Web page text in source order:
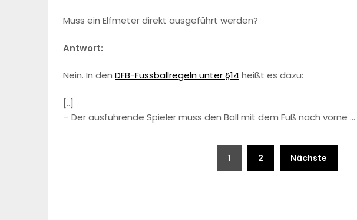
Muss ein Elfmeter direkt ausgeführt werden?
Antwort:
Nein. In den DFB-Fussballregeln unter §14 heißt es dazu:
[..]
– Der ausführende Spieler muss den Ball mit dem Fuß nach vorne …
1 2 Nächste